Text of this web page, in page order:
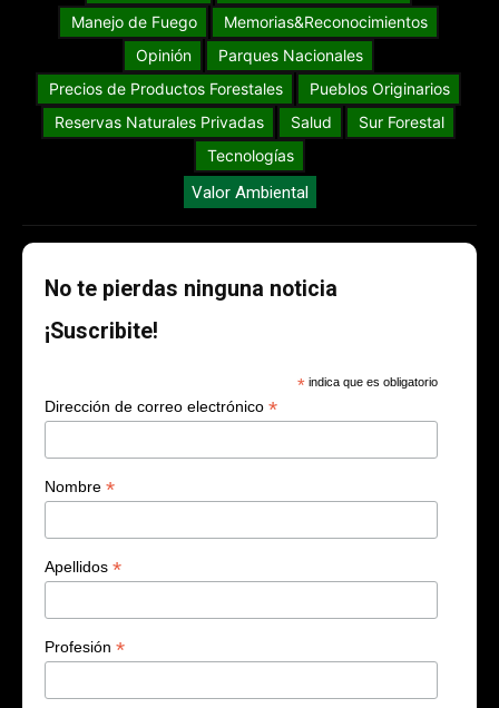
Manejo de Fuego
Memorias&Reconocimientos
Opinión
Parques Nacionales
Precios de Productos Forestales
Pueblos Originarios
Reservas Naturales Privadas
Salud
Sur Forestal
Tecnologías
Valor Ambiental
No te pierdas ninguna noticia
¡Suscribite!
* indica que es obligatorio
Dirección de correo electrónico *
Nombre *
Apellidos *
Profesión *